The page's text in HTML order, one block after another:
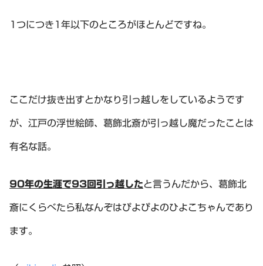
1つにつき1年以下のところがほとんどですね。
ここだけ抜き出すとかなり引っ越しをしているようです
が、江戸の浮世絵師、葛飾北斎が引っ越し魔だったことは
有名な話。
90年の生涯で93回引っ越したと言うんだから、葛飾北
斎にくらべたら私なんぞはぴよぴよのひよこちゃんであり
ます。